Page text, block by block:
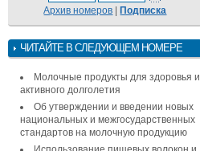
Архив номеров |Подписка
ЧИТАЙТЕ В СЛЕДУЮЩЕМ НОМЕРЕ
Молочные продукты для здоровья и
активного долголетия
Об утверждении и введении новых
национальных и межгосударственных
стандартов на молочную продукцию